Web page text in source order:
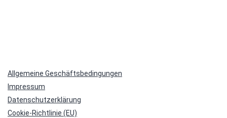
Allgemeine Geschäftsbedingungen
Impressum
Datenschutzerklärung
Cookie-Richtlinie (EU)